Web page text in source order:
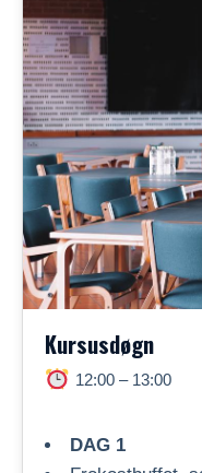
Kursusdøgn
12:00 – 13:00
DAG 1